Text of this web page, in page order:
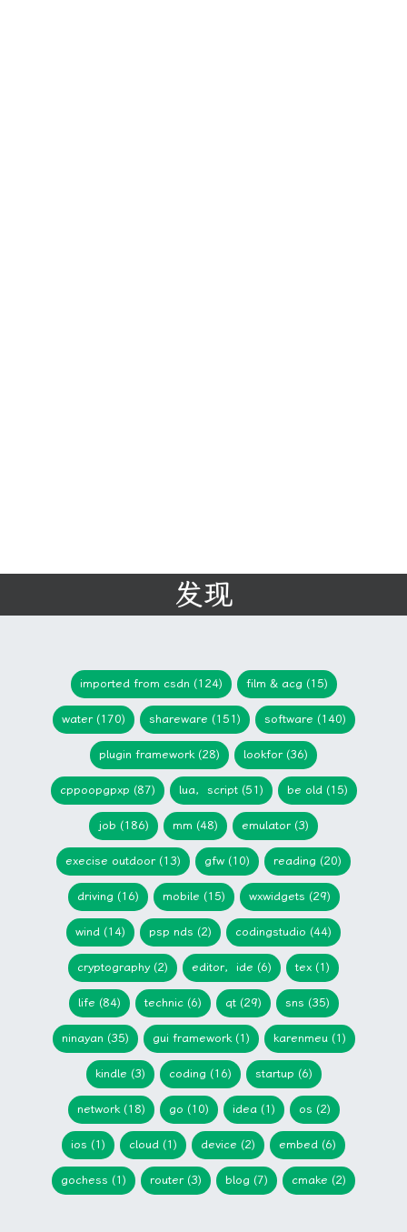
发现
imported from csdn (124) film & acg (15)
water (170) shareware (151) software (140)
plugin framework (28) lookfor (36)
cppoopgpxp (87) lua，script (51) be old (15)
job (186) mm (48) emulator (3)
execise outdoor (13) gfw (10) reading (20)
driving (16) mobile (15) wxwidgets (29)
wind (14) psp nds (2) codingstudio (44)
cryptography (2) editor，ide (6) tex (1)
life (84) technic (6) qt (29) sns (35)
ninayan (35) gui framework (1) karenmeu (1)
kindle (3) coding (16) startup (6)
network (18) go (10) idea (1) os (2)
ios (1) cloud (1) device (2) embed (6)
gochess (1) router (3) blog (7) cmake (2)